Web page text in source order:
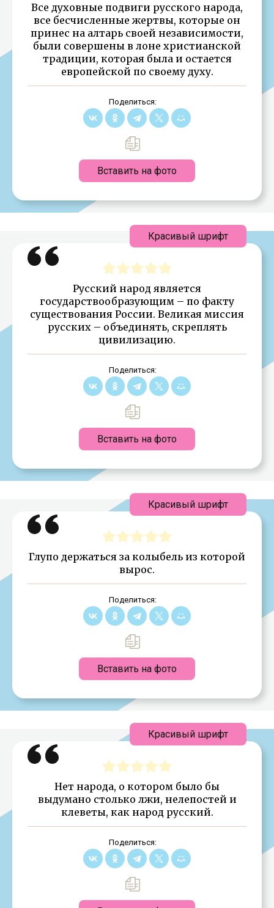
Все духовные подвиги русского народа,
все бесчисленные жертвы, которые он
принес на алтарь своей независимости,
были совершены в лоне христианской
традиции, которая была и остается
европейской по своему духу.
Поделиться:
Вставить на фото
Русский народ является
государствообразующим – по факту
существования России. Великая миссия
русских – объединять, скреплять
цивилизацию.
Поделиться:
Вставить на фото
Красивый шрифт
Глупо держаться за колыбель из которой
вырос.
Поделиться:
Вставить на фото
Красивый шрифт
Нет народа, о котором было бы
выдумано столько лжи, нелепостей и
клеветы, как народ русский.
Поделиться:
Красивый шрифт